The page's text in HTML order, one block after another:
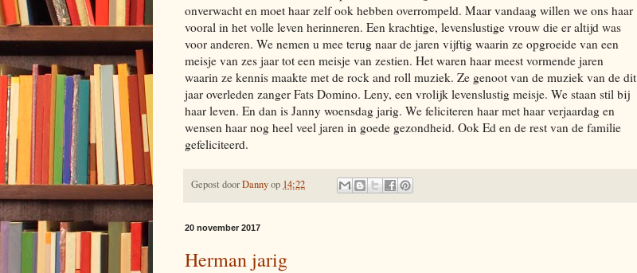
onverwacht en moet haar zelf ook hebben overrompeld. Maar vandaag willen we ons haar
vooral in het volle leven herinneren. Een krachtige, levenslustige vrouw die er altijd was
voor anderen. We nemen u mee terug naar de jaren vijftig waarin ze opgroeide van een
meisje van zes jaar tot een meisje van zestien. Het waren haar meest vormende jaren
waarin ze kennis maakte met de rock and roll muziek. Ze genoot van de muziek van de dit
jaar overleden zanger Fats Domino. Leny, een vrolijk levenslustig meisje. We staan stil bij
haar leven. En dan is Janny woensdag jarig. We feliciteren haar met haar verjaardag en
wensen haar nog heel veel jaren in goede gezondheid. Ook Ed en de rest van de familie
gefeliciteerd.
Gepost doorDannyop 14:22
20 november 2017
Herman jarig